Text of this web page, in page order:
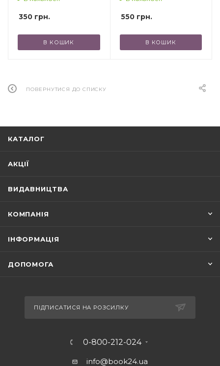
350 грн.
В КОШИК
550грн.
В КОШИК
ПОВЕРНУТИСЯ ДО СПИСКУ
КАТАЛОГ
АКЦІЇ
ВИДАВНИЦТВА
КОМПАНІЯ
ІНФОРМАЦІЯ
ДОПОМОГА
ПІДПИСАТИСЯ НА РОЗСИЛКУ
0-800-212-024
info@book24.ua